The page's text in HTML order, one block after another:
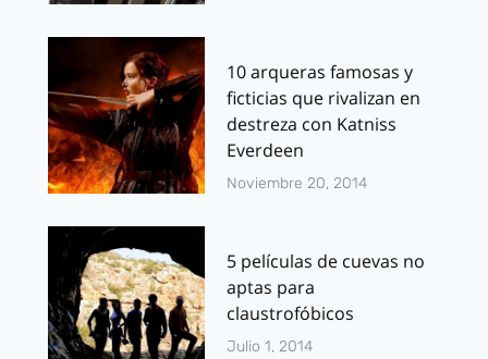
10 arqueras famosas y
ficticias que rivalizan en
destreza con Katniss
Everdeen
Noviembre 20, 2014
5 películas de cuevas no
aptas para
claustrofóbicos
Julio 1, 2014